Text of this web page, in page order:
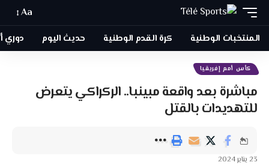
Aa
المنتخبات الوطنية كرة القدم الوطنية حديث اليوم دوري
كأس أمم إفريقيا
مباشرة بعد واقعة مبينبا.. الركراكي يتعرض
للتهديدات بالقتل